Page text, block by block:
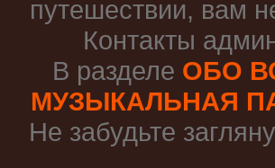
путешествии, вам
Контакты
В разделе ОБО
МУЗЫКАЛЬНАЯ
Не забудьте